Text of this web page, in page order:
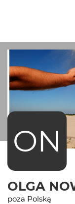
ON
OLGA
poza Polską